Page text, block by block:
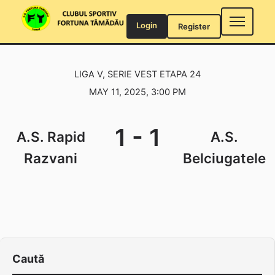
Login Register
LIGA V, SERIE VEST ETAPA 24
MAY 11, 2025, 3:00 PM
A.S. Rapid
Razvani
1 - 1
A.S.
Belciugatele
Caută